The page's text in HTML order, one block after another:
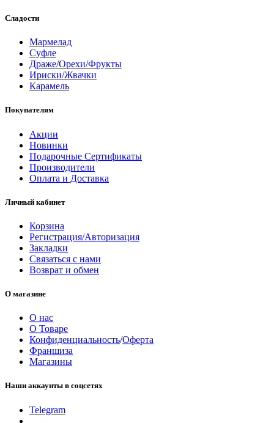
Сладости
Мармелад
Суфле
Драже/Орехи/Фрукты
Ириски/Жвачки
Карамель
Покупателям
Акции
Новинки
Подарочные Сертификаты
Производители
Оплата и Доставка
Личный кабинет
Корзина
Регистрация/Авторизация
Закладки
Связаться с нами
Возврат и обмен
О магазине
О нас
О Товаре
Конфиденциальность/Оферта
Франшиза
Магазины
Наши аккаунты в соцсетях
Telegram